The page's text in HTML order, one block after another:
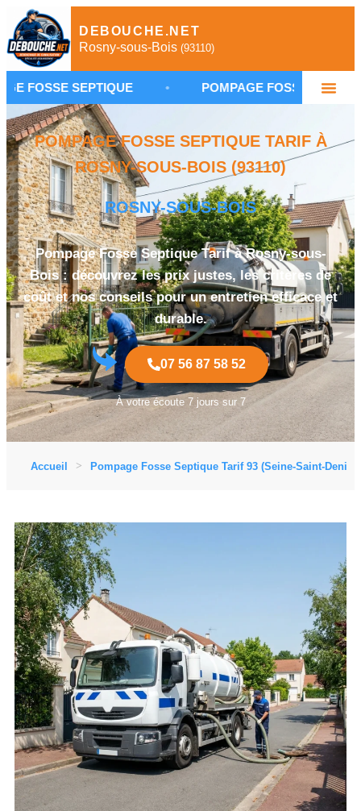
DEBOUCHE.NET
Rosny-sous-Bois (93110)
• POMPAGE FOSSE SEPTIQUE ROSNY-
POMPAGE FOSSE SEPTIQUE TARIF À
ROSNY-SOUS-BOIS (93110)
ROSNY-SOUS-BOIS
Pompage Fosse Septique Tarif à Rosny-sous-
Bois : découvrez les prix justes, les critères de
coût et nos conseils pour un entretien efficace et
durable.
07 56 87 58 52
À votre écoute 7 jours sur 7
Accueil Pompage Fosse Septique Tarif 93 (Seine-Saint-Denis)